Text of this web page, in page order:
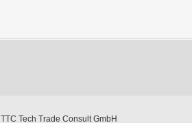
TTC Tech Trade Consult GmbH